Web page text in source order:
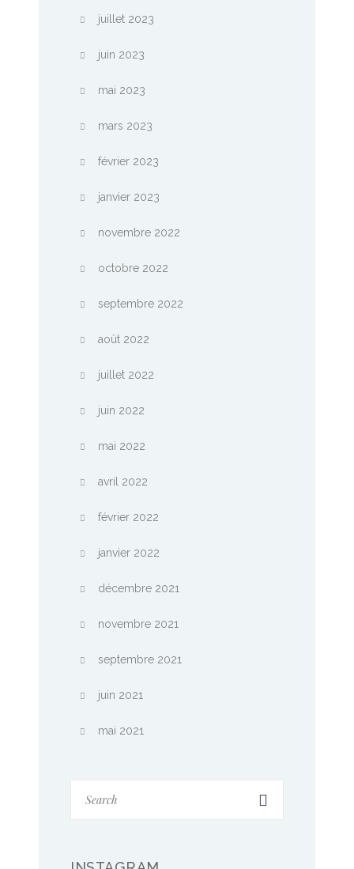
juillet 2023
juin 2023
mai 2023
mars 2023
février 2023
janvier 2023
novembre 2022
octobre 2022
septembre 2022
août 2022
juillet 2022
juin 2022
mai 2022
avril 2022
février 2022
janvier 2022
décembre 2021
novembre 2021
septembre 2021
juin 2021
mai 2021